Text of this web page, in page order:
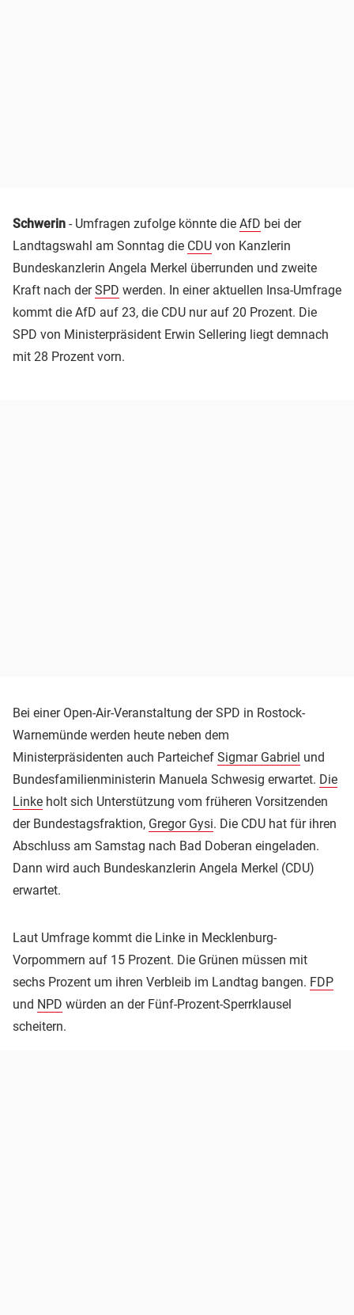
Schwerin - Umfragen zufolge könnte die AfD bei der
Landtagswahl am Sonntag die CDU von Kanzlerin
Bundeskanzlerin Angela Merkel überrunden und zweite
Kraft nach derSPD werden. In einer aktuellen Insa-Umfrage
kommt die AfD auf 23, die CDU nur auf 20 Prozent. Die
SPD von Ministerpräsident Erwin Sellering liegt demnach
mit 28 Prozent vorn.
Bei einer Open-Air-Veranstaltung der SPD in Rostock-
Warnemünde werden heute neben dem
Ministerpräsidenten auch Parteichef Sigmar Gabriel und
Bundesfamilienministerin Manuela Schwesig erwartet. Die
Linke holt sich Unterstützung vom früheren Vorsitzenden
der Bundestagsfraktion, Gregor Gysi. Die CDU hat für ihren
Abschluss am Samstag nach Bad Doberan eingeladen.
Dann wird auch Bundeskanzlerin Angela Merkel (CDU)
erwartet.
Laut Umfrage kommt die Linke in Mecklenburg-
Vorpommern auf 15 Prozent. Die Grünen müssen mit
sechs Prozent um ihren Verbleib im Landtag bangen. FDP
und NPD würden an der Fünf-Prozent-Sperrklausel
scheitern.